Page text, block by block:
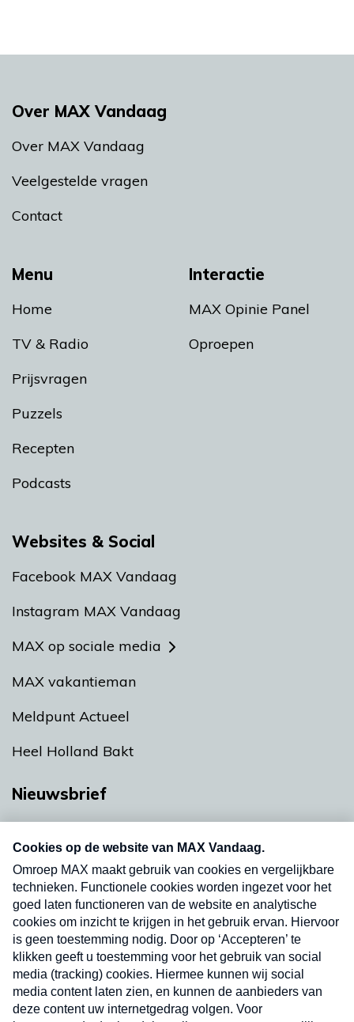
Menu
Home
TV & Radio
Prijsvragen
Puzzels
Recepten
Podcasts
Interactie
MAX Opinie Panel
Oproepen
Over MAX Vandaag
Over MAX Vandaag
Veelgestelde vragen
Contact
Websites & Social
Facebook MAX Vandaag
Instagram MAX Vandaag
MAX op sociale media
MAX vakantieman
Meldpunt Actueel
Heel Holland Bakt
Nieuwsbrief
nieuwsbrief. Elke vrijdag- en dinsdagochtend in
uw mailbox.
Verzend